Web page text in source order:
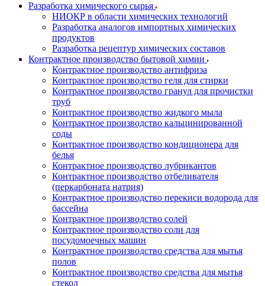
Разработка химического сырья
НИОКР в области химических технологий
Разработка аналогов импортных химических
продуктов
Разработка рецептур химических составов
Контрактное производство бытовой химии
Контрактное производство антифриза
Контрактное производство геля для стирки
Контрактное производство гранул для прочистки
труб
Контрактное производство жидкого мыла
Контрактное производство кальцинированной
соды
Контрактное производство кондиционера для
белья
Контрактное производство лубрикантов
Контрактное производство отбеливателя
(перкарбоната натрия)
Контрактное производство перекиси водорода для
бассейна
Контрактное производство солей
Контрактное производство соли для
посудомоечных машин
Контрактное производство средства для мытья
полов
Контрактное производство средства для мытья
стекол